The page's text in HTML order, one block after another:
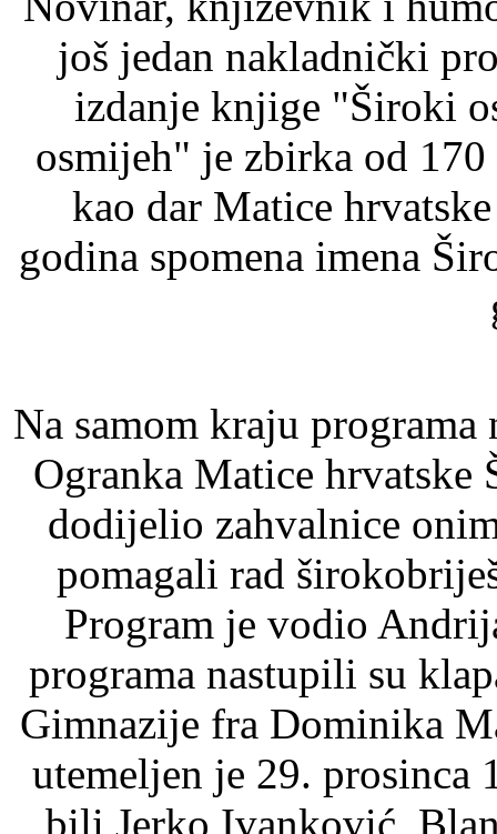
još jedan nakladnički
izdanje knjige "Široki
osmijeh" je zbirka od
kao dar Matice
godina spomena imena
Na samom kraju
Ogranka Matice
dodijelio zahvalnice
pomagali rad
Program je vodio
programa nastupili su
Gimnazije fra Dominika
utemeljen je 29. prosinca
bili Jerko Ivanković,